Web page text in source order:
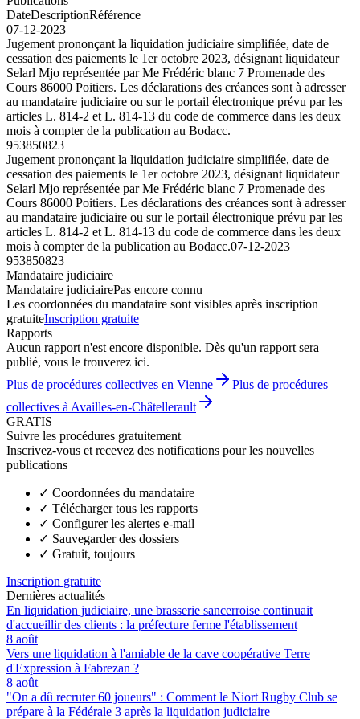
DateDescriptionRéférence
07-12-2023
Jugement prononçant la liquidation judiciaire simplifiée, date de
cessation des paiements le 1er octobre 2023, désignant liquidateur
Selarl Mjo représentée par Me Frédéric blanc 7 Promenade des
Cours 86000 Poitiers. Les déclarations des créances sont à adresser
au mandataire judiciaire ou sur le portail électronique prévu par les
articles L. 814-2 et L. 814-13 du code de commerce dans les deux
mois à compter de la publication au Bodacc.
953850823
Jugement prononçant la liquidation judiciaire simplifiée, date de
cessation des paiements le 1er octobre 2023, désignant liquidateur
Selarl Mjo représentée par Me Frédéric blanc 7 Promenade des
Cours 86000 Poitiers. Les déclarations des créances sont à adresser
au mandataire judiciaire ou sur le portail électronique prévu par les
articles L. 814-2 et L. 814-13 du code de commerce dans les deux
mois à compter de la publication au Bodacc.07-12-2023
953850823
Mandataire judiciaire
Mandataire judiciairePas encore connu
Les coordonnées du mandataire sont visibles après inscription
gratuiteInscription gratuite
Rapports
Aucun rapport n'est encore disponible. Dès qu'un rapport sera
publié, vous le trouverez ici.
Plus de procédures collectives en Vienne
Plus de procédures
collectives à Availles-en-Châtellerault
GRATIS
Suivre les procédures gratuitement
Inscrivez-vous et recevez des notifications pour les nouvelles
publications
✓ Coordonnées du mandataire
✓ Télécharger tous les rapports
✓ Configurer les alertes e-mail
✓ Sauvegarder des dossiers
✓ Gratuit, toujours
Inscription gratuite
Dernières actualités
En liquidation judiciaire, une brasserie sancerroise continuait
d'accueillir des clients : la préfecture ferme l'établissement
8 août
Vers une liquidation à l'amiable de la cave coopérative Terre
d'Expression à Fabrezan ?
8 août
"On a dû recruter 60 joueurs" : Comment le Niort Rugby Club se
prépare à la Fédérale 3 après la liquidation judiciaire